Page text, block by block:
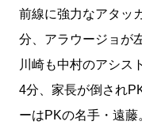
前線に強力なアタッ
分、アラウージョが
川崎も中村のアシス
4分、家長が倒され
ーはPKの名手・遠藤